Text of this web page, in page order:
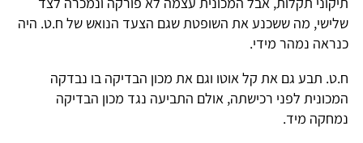
שלישי, מה ששכנע את השופטת שגם הצעד הנואש של ח.ט. היה
כנראה נמהר מידי.
ח.ט. תבע גם את קל אוטו וגם את מכון הבדיקה בו נבדקה
המכונית לפני רכישתה, אולם התביעה נגד מכון הבדיקה
נמחקה מיד.